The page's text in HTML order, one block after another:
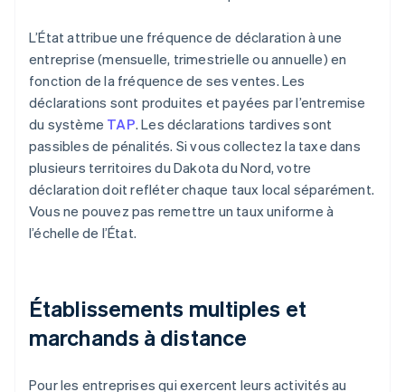
L’État attribue une fréquence de déclaration à une
entreprise (mensuelle, trimestrielle ou annuelle) en
fonction de la fréquence de ses ventes. Les
déclarations sont produites et payées par l’entremise
du système TAP. Les déclarations tardives sont
passibles de pénalités. Si vous collectez la taxe dans
plusieurs territoires du Dakota du Nord, votre
déclaration doit refléter chaque taux local séparément.
Vous ne pouvez pas remettre un taux uniforme à
l’échelle de l’État.
Établissements multiples et
marchands à distance
Pour les entreprises qui exercent leurs activités au